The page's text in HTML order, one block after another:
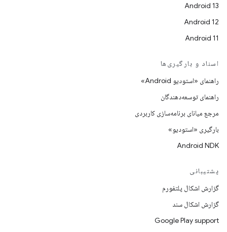
Android 13
Android 12
Android 11
اسناد و بارگیری‌ها
راهنمای «استودیو Android»
راهنمای توسعه‌دهندگان
مرجع میانای برنامه‌سازی کاربردی
بارگیری «استودیو»
Android NDK
پشتیبانی
گزارش اشکال پلتفورم
گزارش اشکال سند
Google Play support